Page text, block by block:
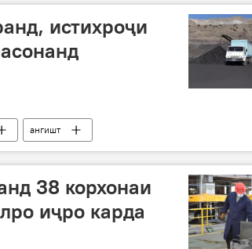
истихроҷи
ангишт
38 корхонаи
иҷро карда